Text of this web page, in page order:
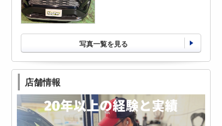
写真一覧を見る
店舗情報